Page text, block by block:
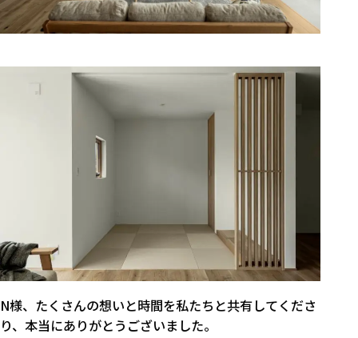
N様、たくさんの想いと時間を私たちと共有してくださ
り、本当にありがとうございました。